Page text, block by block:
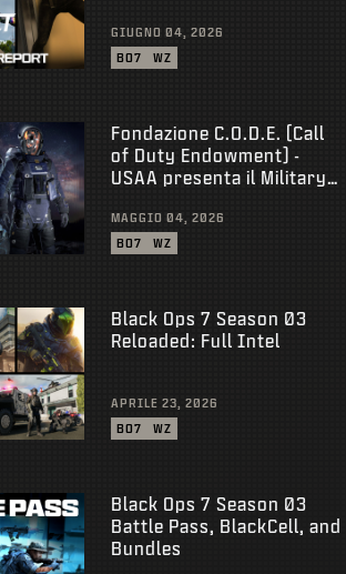
GIUGNO 04, 2026
BO7
WZ
Fondazione C.O.D.E. (Call
of Duty Endowment) -
USAA presenta il Military
MAGGIO 04, 2026
BO7
WZ
Black Ops 7 Season 03
Reloaded: Full Intel
APRILE 23, 2026
BO7
WZ
Black Ops 7 Season 03
Battle Pass, BlackCell, and
Bundles